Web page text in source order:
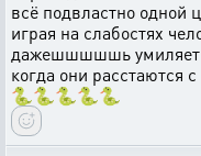
всё подвластно одной
играя на слабостях
дажешшшшшь умиляет
когда они
🐍🐍🐍🐍🐍